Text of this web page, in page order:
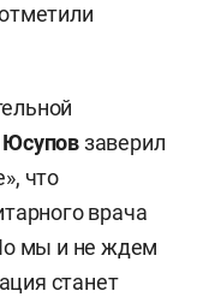
Юсуповзаверил
что
врача
мы и не ждем
станет